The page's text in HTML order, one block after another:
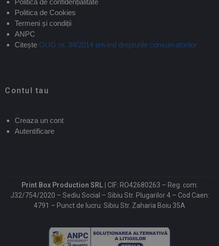
Politica de confidențialitate
Politica de Cookies
Termeni și condiții
ANPC
Citește OUG nr. 34/2014 privind drepturile consumatorilor
Contul tau
Creaza un cont
Autentificare
Print Box Production SRL | CIF: RO42680263 – Reg. com:
J32/754/2020 – Sediu Social – Sibiu Str. Plugarilor 4 – Cod Caen:
4791 – Punct de lucru: Sibiu Str. Zaharia Boiu 35A